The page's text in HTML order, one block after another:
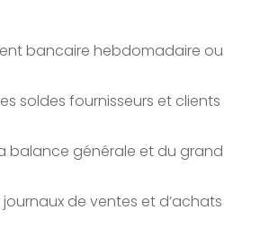
bancaire hebdomadaire ou
soldes fournisseurs et clients
balance générale et du grand
de ventes et d’achats